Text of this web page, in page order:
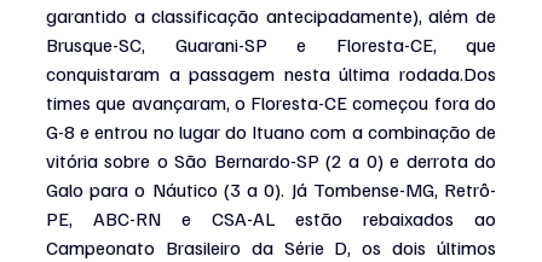
garantido a classificação antecipadamente), além de
Brusque-SC, Guarani-SP e Floresta-CE, que
conquistaram a passagem nesta última rodada.Dos
times que avançaram, o Floresta-CE começou fora do
G-8 e entrou no lugar do Ituano com a combinação de
vitória sobre o São Bernardo-SP (2 a 0) e derrota do
Galo para o Náutico (3 a 0). Já Tombense-MG, Retrô-
PE, ABC-RN e CSA-AL estão rebaixados ao
Campeonato Brasileiro da Série D, os dois últimos